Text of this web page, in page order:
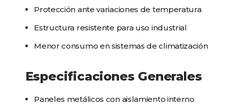
Protección ante variaciones de temperatura
Estructura resistente para uso industrial
Menor consumo en sistemas de climatización
Especificaciones Generales
Paneles metálicos con aislamiento interno